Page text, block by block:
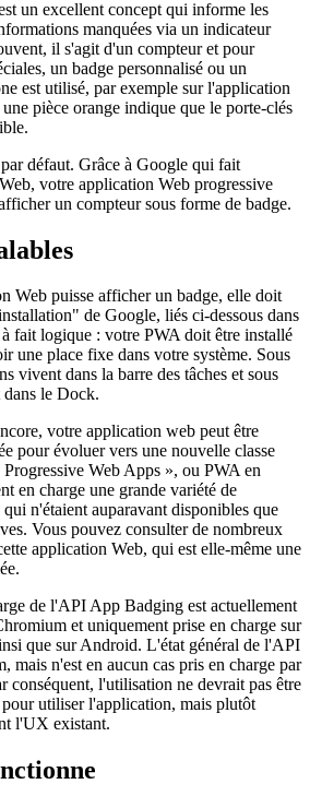
utilisateur très courant que vous voyez
natives de votre appareil : un
un excellent concept qui informe les
manquées via un indicateur
il s'agit d'un compteur et pour
un badge personnalisé ou un
pièce orange indique que le porte-clés
votre application Web progressive
un compteur sous forme de badge.
Web puisse afficher un badge, elle doit
de Google, liés ci-dessous dans
fait logique : votre PWA doit être installé
vivent dans la barre des tâches et sous
dans le Dock.
votre application web peut être
pour évoluer vers une nouvelle classe
Web Apps », ou PWA en
en charge une grande variété de
n'étaient auparavant disponibles que
application Web, qui est elle-même une
de l'API App Badging est actuellement
et uniquement prise en charge sur
que sur Android. L'état général de l'API
mais n'est en aucun cas pris en charge par
utiliser l'application, mais plutôt
l'UX existant.